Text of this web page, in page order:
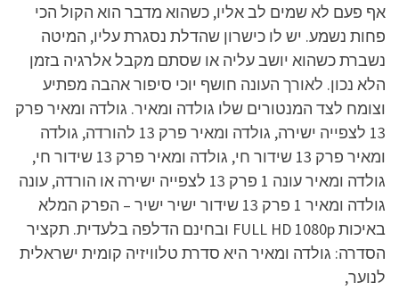
אף פעם לא שמים לב אליו, כשהוא מדבר הוא הקול הכי
פחות נשמע. יש לו כישרון שהדלת נסגרת עליו, המיטה
נשברת כשהוא יושב עליה או שסתם מקבל אלרגיה בזמן
הלא נכון. לאורך העונה חושף יוכי סיפור אהבה מפתיע
וצומח לצד המנטורים שלו גולדה ומאיר. גולדה ומאיר פרק
13 לצפייה ישירה, גולדה ומאיר פרק 13 להורדה, גולדה
ומאיר פרק 13 שידור חי, גולדה ומאיר פרק 13 שידור חי,
גולדה ומאיר עונה 1 פרק 13 לצפייה ישירה או הורדה, עונה
גולדה ומאיר 1 פרק 13 שידור ישיר ישיר – הפרק המלא
באיכות FULL HD 1080p ובחינם הדלפה בלעדית. תקציר
הסדרה: גולדה ומאיר היא סדרת טלוויזיה קומית ישראלית
לנוער,